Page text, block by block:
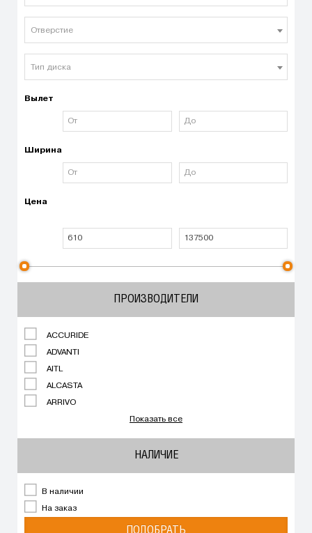
Отверстие
Тип диска
Вылет
Ширина
Цена
ПРОИЗВОДИТЕЛИ
ACCURIDE
ADVANTI
AITL
ALCASTA
ARRIVO
Показать все
НАЛИЧИЕ
В наличии
На заказ
ПОДОБРАТЬ